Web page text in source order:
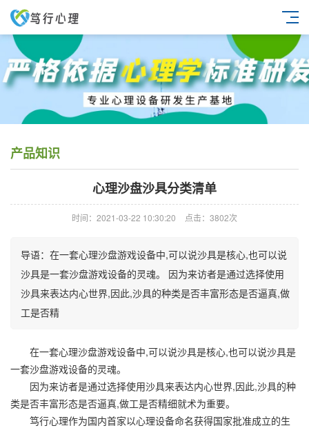
产品知识
心理沙盘沙具分类清单
时间：2021-03-22 10:30:20 点击：3802次
导语：在一套心理沙盘游戏设备中,可以说沙具是核心,也可以说
沙具是一套沙盘游戏设备的灵魂。 因为来访者是通过选择使用
沙具来表达内心世界,因此,沙具的种类是否丰富形态是否逼真,做
工是否精
在一套心理沙盘游戏设备中,可以说沙具是核心,也可以说沙具是
一套沙盘游戏设备的灵魂。
因为来访者是通过选择使用沙具来表达内心世界,因此,沙具的种
类是否丰富形态是否逼真,做工是否精细就术为重要。
笃行心理作为国内首家以心理设备命名获得国家批准成立的生